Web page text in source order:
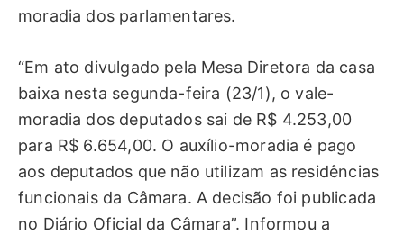
moradia dos parlamentares.
“Em ato divulgado pela Mesa Diretora da casa
baixa nesta segunda-feira (23/1), o vale-
moradia dos deputados sai de R$ 4.253,00
para R$ 6.654,00. O auxílio-moradia é pago
aos deputados que não utilizam as residências
funcionais da Câmara. A decisão foi publicada
no Diário Oficial da Câmara”. Informou a